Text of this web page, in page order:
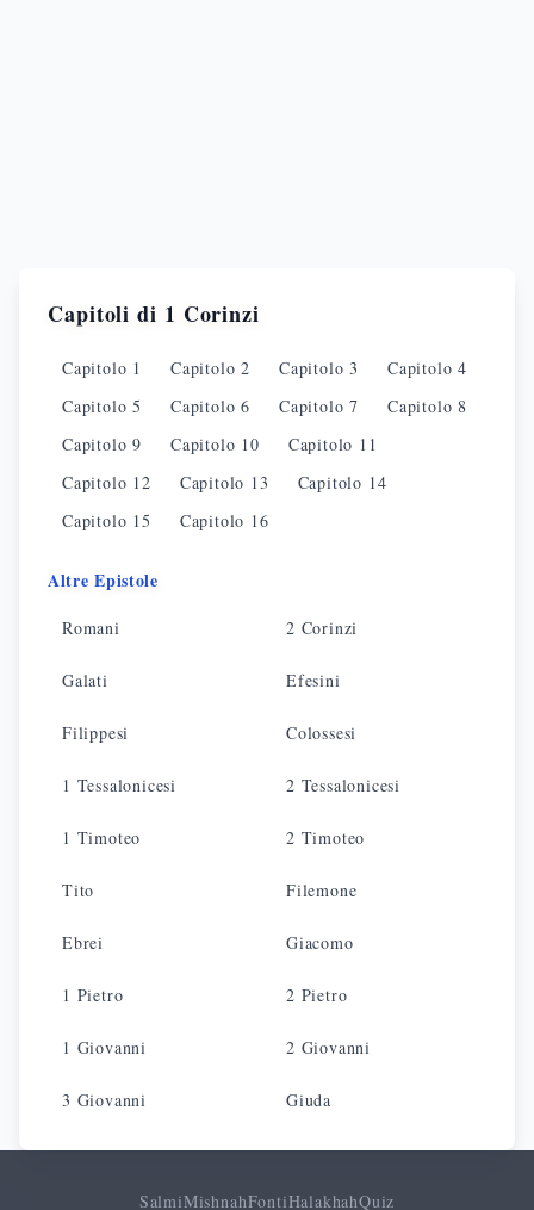
Capitoli di 1 Corinzi
Capitolo 1 Capitolo2 Capitolo3 Capitolo4
Capitolo5 Capitolo6 Capitolo7 Capitolo8
Capitolo9 Capitolo 10 Capitolo 11
Capitolo 12 Capitolo 13 Capitolo 14
Capitolo 15 Capitolo 16
Altre Epistole
Romani 2 Corinzi
Galati Efesini
Filippesi Colossesi
1 Tessalonicesi 2 Tessalonicesi
1 Timoteo 2 Timoteo
Tito Filemone
Ebrei Giacomo
1 Pietro 2 Pietro
1 Giovanni 2 Giovanni
3 Giovanni Giuda
SalmiMishnahFontiHalakhahQuiz